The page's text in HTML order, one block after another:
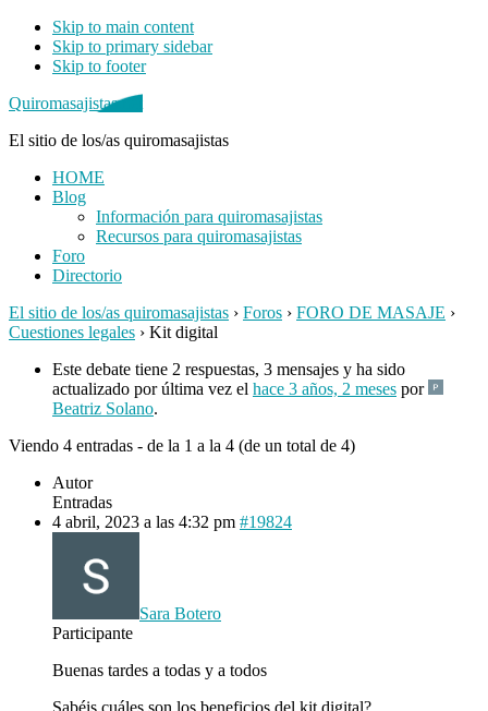
Skip to main content
Skip to primary sidebar
Skip to footer
Quiromasajistas.net
El sitio de los/as quiromasajistas
HOME
Blog
Información para quiromasajistas
Recursos para quiromasajistas
Foro
Directorio
El sitio de los/as quiromasajistas › Foros › FORO DE MASAJE ›
Cuestiones legales › Kit digital
Este debate tiene 2 respuestas, 3 mensajes y ha sido
actualizado por última vez el hace 3 años, 2 meses por
Beatriz Solano.
Viendo 4 entradas - de la 1 a la 4 (de un total de 4)
Autor
Entradas
4 abril, 2023 a las 4:32 pm #19824
Sara Botero
Participante
Buenas tardes a todas y a todos
Sabéis cuáles son los beneficios del kit digital?